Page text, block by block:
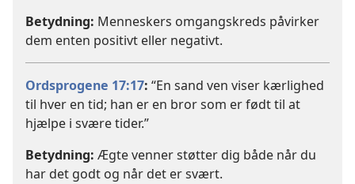
Betydning: Menneskers omgangskreds påvirker
dem enten positivt eller negativt.
Ordsprogene 17:17: “En sand ven viser kærlighed
til hver en tid; han er en bror som er født til at
hjælpe i svære tider.”
Betydning: Ægte venner støtter dig både når du
har det godt og når det er svært.